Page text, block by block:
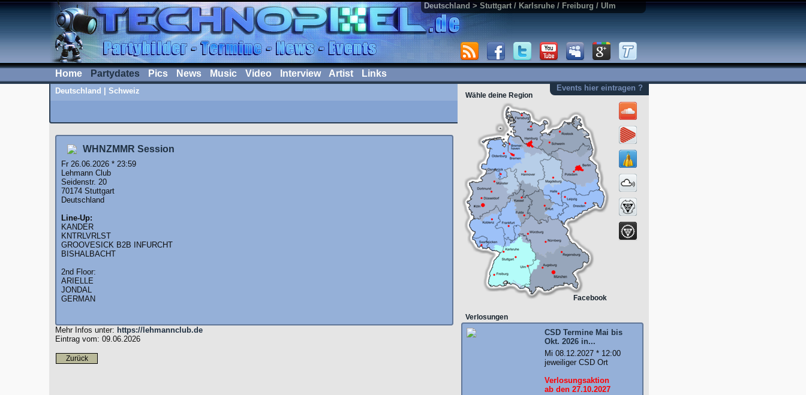
Deutschland > Stuttgart / Karlsruhe / Freiburg / Ulm
Home Partydates Pics News Music Video Interview Artist Links
Events hier eintragen ?
Deutschland Schweiz Wähle deine Region
Facebook
Verlosungen
CSD Termine Mai bis
Okt. 2026 in...
Mi 08.12.2027 * 12:00
jeweiliger CSD Ort
Verlosungsaktion
ab den 27.10.2027
WHNZMMR Session
Fr 26.06.2026 * 23:59
Lehmann Club
Seidenstr. 20
70174 Stuttgart
Deutschland
Line-Up:
KANDER
KNTRLVRLST
GROOVESICK B2B INFURCHT
BISHALBACHT
2nd Floor:
ARIELLE
JONDAL
GERMAN
Mehr Infos unter: https://lehmannclub.de
Eintrag vom: 09.06.2026